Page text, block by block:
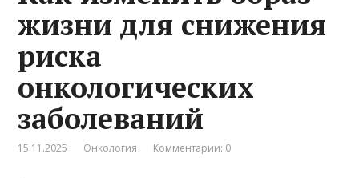
жизни для снижения
риска
онкологических
заболеваний
15.11.2025 Онкология Комментарии: 0